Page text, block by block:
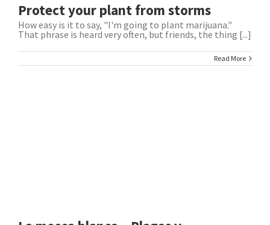
Protect your plant from storms
How easy is it to say, "I'm going to plant marijuana."
That phrase is heard very often, but friends, the thing [...]
Read More